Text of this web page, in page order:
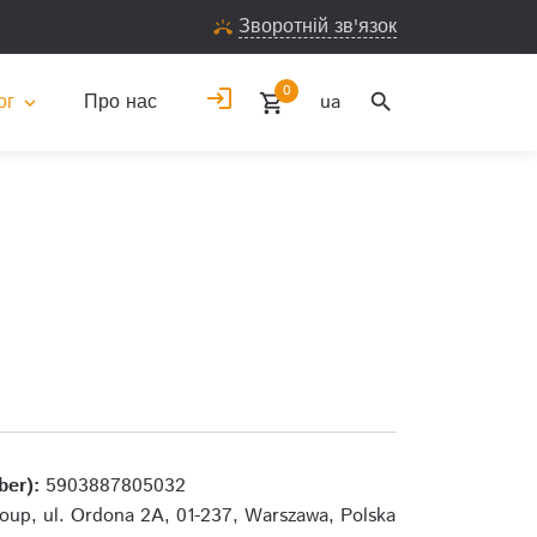
ring_volume Зворотній зв'язок
expand_more Про нас login shopping_cart0 ua search
5903887805032
ul. Ordona 2A, 01-237, Warszawa, Polska